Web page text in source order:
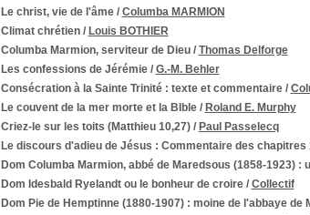
Le christ, vie de l'âme/ Columba MARMION
Climat chrétien/ Louis BOTHIER
Columba Marmion, serviteur de Dieu/ Thomas Delforge
Les confessions de Jérémie/ G.-M. Behler
Consécration à la Sainte Trinité: texte et commentaire/
Le couvent de la mer morte et la BIble/ Roland E. Murphy
Criez-le sur les toits (Matthieu 10,27)/ Paul Passelecq
Le discours d'adieu de Jésus : Commentaire des chapitres
Dom Columba Marmion, abbé de Maredsous (1858-1923):
Dom Idesbald Ryelandt ou le bonheur de croire/ Collectif
Dom Pie de Hemptinne (1880-1907): moine de l'abbaye de